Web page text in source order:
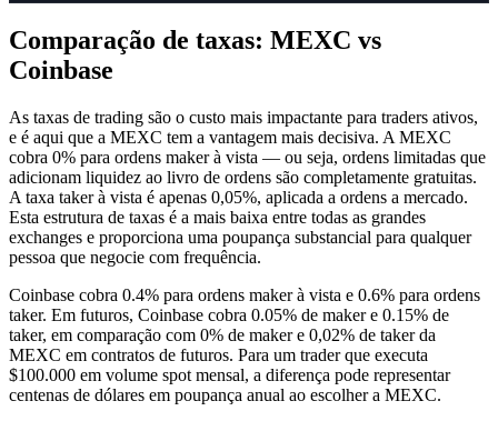
Comparação de taxas: MEXC vs
Coinbase
As taxas de trading são o custo mais impactante para traders ativos,
e é aqui que a MEXC tem a vantagem mais decisiva. A MEXC
cobra 0% para ordens maker à vista — ou seja, ordens limitadas que
adicionam liquidez ao livro de ordens são completamente gratuitas.
A taxa taker à vista é apenas 0,05%, aplicada a ordens a mercado.
Esta estrutura de taxas é a mais baixa entre todas as grandes
exchanges e proporciona uma poupança substancial para qualquer
pessoa que negocie com frequência.
Coinbase cobra 0.4% para ordens maker à vista e 0.6% para ordens
taker. Em futuros, Coinbase cobra 0.05% de maker e 0.15% de
taker, em comparação com 0% de maker e 0,02% de taker da
MEXC em contratos de futuros. Para um trader que executa
$100.000 em volume spot mensal, a diferença pode representar
centenas de dólares em poupança anual ao escolher a MEXC.